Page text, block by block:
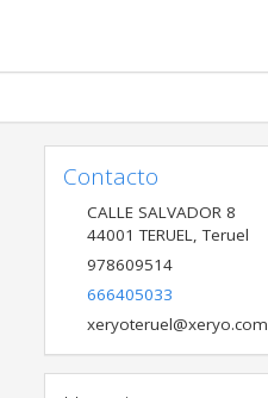
Contacto
CALLE SALVADOR 8
44001 TERUEL,Teruel
978609514
666405033
xeryoteruel@xeryo.com